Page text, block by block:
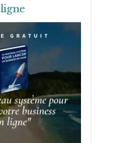
ligne